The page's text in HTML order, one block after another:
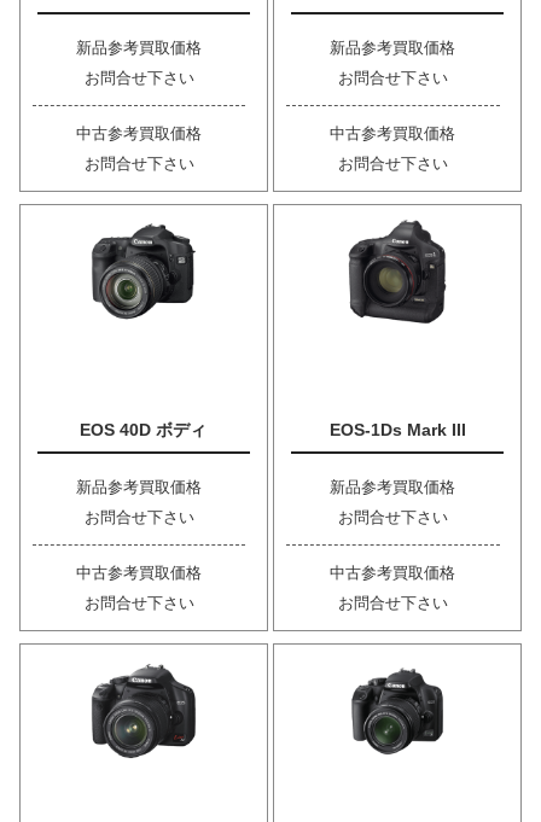
新品参考買取価格
お問合せ下さい
中古参考買取価格
お問合せ下さい
新品参考買取価格
お問合せ下さい
中古参考買取価格
お問合せ下さい
EOS 40D ボディ
新品参考買取価格
お問合せ下さい
中古参考買取価格
お問合せ下さい
EOS-1Ds Mark III
新品参考買取価格
お問合せ下さい
中古参考買取価格
お問合せ下さい